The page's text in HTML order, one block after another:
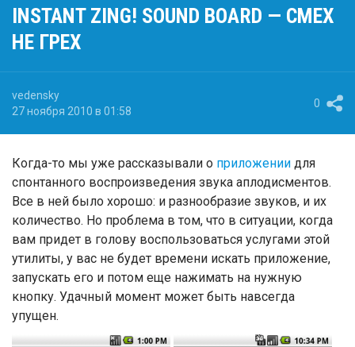
INSTANT ZING! SOUND BOARD — СМЕХ
НЕ ГРЕХ
vedensky
27 ноября 2010 в 01:58
0
Когда-то мы уже рассказывали о приложении для
спонтанного воспроизведения звука аплодисментов.
Все в ней было хорошо: и разнообразие звуков, и их
количество. Но проблема в том, что в ситуации, когда
вам придет в голову воспользоваться услугами этой
утилиты, у вас не будет времени искать приложение,
запускать его и потом еще нажимать на нужную
кнопку. Удачный момент может быть навсегда
упущен.